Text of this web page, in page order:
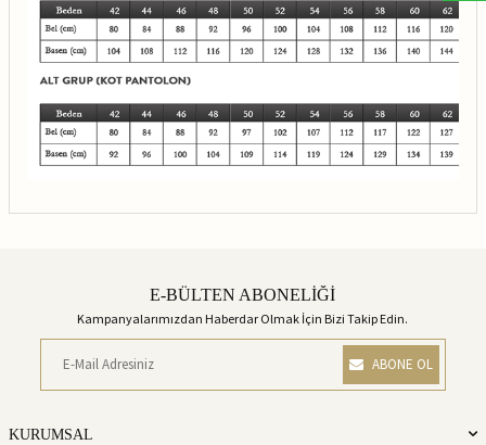
E-BÜLTEN ABONELİĞİ
Kampanyalarımızdan Haberdar Olmak İçin Bizi Takip Edin.
ABONE OL
KURUMSAL